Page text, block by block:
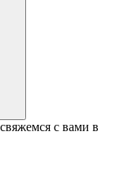
с вами в